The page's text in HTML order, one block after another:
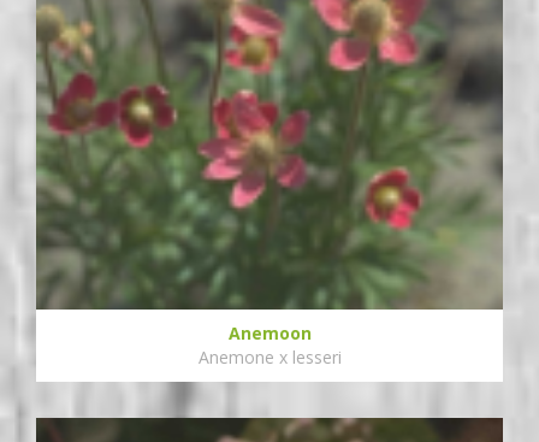
Anemoon
Anemone x lesseri